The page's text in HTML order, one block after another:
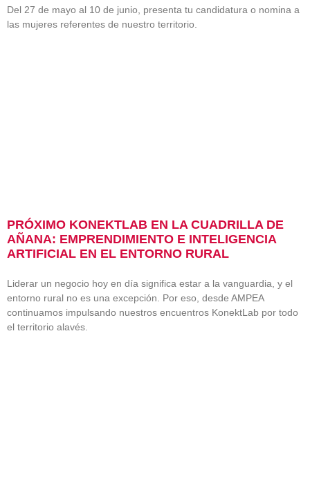
Del 27 de mayo al 10 de junio, presenta tu candidatura o nomina a
las mujeres referentes de nuestro territorio.
PRÓXIMO KONEKTLAB EN LA CUADRILLA DE
AÑANA: EMPRENDIMIENTO E INTELIGENCIA
ARTIFICIAL EN EL ENTORNO RURAL
Liderar un negocio hoy en día significa estar a la vanguardia, y el
entorno rural no es una excepción. Por eso, desde AMPEA
continuamos impulsando nuestros encuentros KonektLab por todo
el territorio alavés.